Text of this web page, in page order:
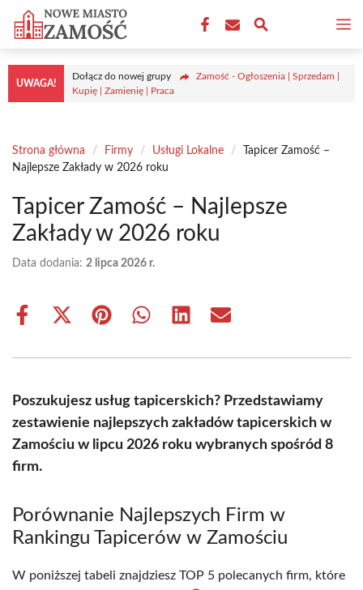
Przejdź
treści
UWAGA!
Dołącz do nowej grupy
Zamość - Ogłoszenia | Sprzedam |
Kupię | Zamienię | Praca
Strona główna / Firmy / Usługi Lokalne /
Tapicer Zamość –
Najlepsze Zakłady w 2026 roku
Tapicer Zamość – Najlepsze
Zakłady w 2026 roku
Data dodania: 2 lipca 2026 r.
Share
Share
(Twitter)
Share Share Share Share
Poszukujesz usług tapicerskich? Przedstawiamy
zestawienie najlepszych zakładów tapicerskich w
Zamościu w lipcu 2026 roku wybranych spośród 8
firm.
Porównanie Najlepszych Firm w
Rankingu Tapicerów w Zamościu
W poniższej tabeli znajdziesz TOP 5 polecanych firm, które